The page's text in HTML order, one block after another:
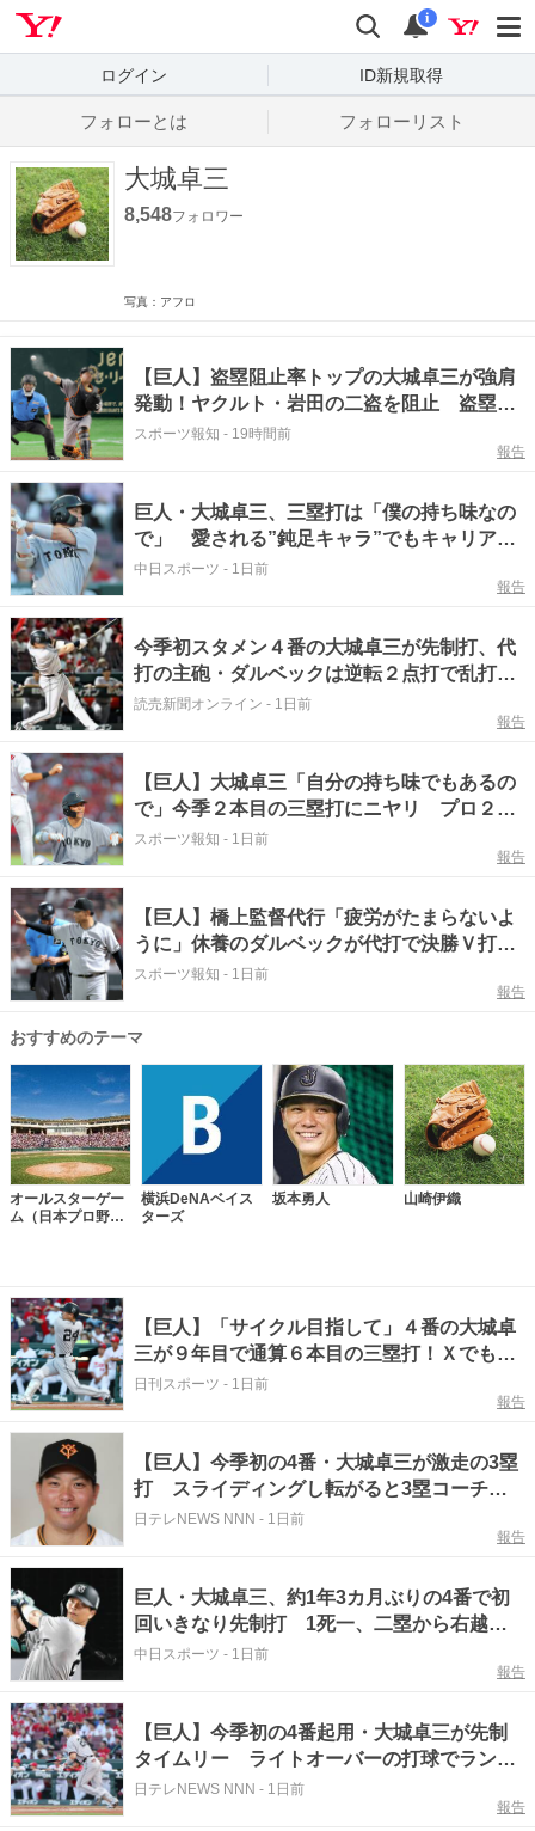
検索
通知
i
ログイン ID新規取得
フォローとは フォローリスト
大城卓三
8,548フォロワー
写真：アフロ
【巨人】盗塁阻止率トップの大城卓三が強肩
発動！ヤクルト・岩田の二盗を阻止 盗塁王
争いの浦田を“アシスト”
スポーツ報知 - 19時間前
報告
巨人・大城卓三、三塁打は「僕の持ち味なの
で」 愛される”鈍足キャラ”でもキャリアハ
イのシーズン2本目
中日スポーツ - 1日前
報告
今季初スタメン４番の大城卓三が先制打、代
打の主砲・ダルベックは逆転２点打で乱打戦
にケリ…橋上采配また的中
読売新聞オンライン - 1日前
報告
【巨人】大城卓三「自分の持ち味でもあるの
で」今季２本目の三塁打にニヤリ プロ２度
目の４番で２安打２打点
スポーツ報知 - 1日前
報告
【巨人】橋上監督代行「疲労がたまらないよ
うに」休養のダルベックが代打で決勝Ｖ打
大城卓三は「４番の仕事を果たしてくれた」
スポーツ報知 - 1日前
報告
おすすめのテーマ
オールスターゲー
ム（日本プロ野
横浜DeNAベイス
ターズ
坂本勇人 山崎伊織
【巨人】「サイクル目指して」４番の大城卓
三が９年目で通算６本目の三塁打！Ｘでもト
レンド入り
日刊スポーツ - 1日前
報告
【巨人】今季初の4番・大城卓三が激走の3塁
打 スライディングし転がると3塁コーチャ
ーが汚れた背中をはらう
日テレNEWS NNN - 1日前
報告
巨人・大城卓三、約1年3カ月ぶりの4番で初
回いきなり先制打 1死一、二塁から右越え2
点適時二塁打
中日スポーツ - 1日前
報告
【巨人】今季初の4番起用・大城卓三が先制
タイムリー ライトオーバーの打球でランナ
ー2人が生還
日テレNEWS NNN - 1日前
報告